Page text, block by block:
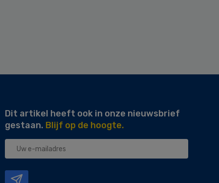
Dit artikel heeft ook in onze nieuwsbrief
gestaan. Blijf op de hoogte.
Uw